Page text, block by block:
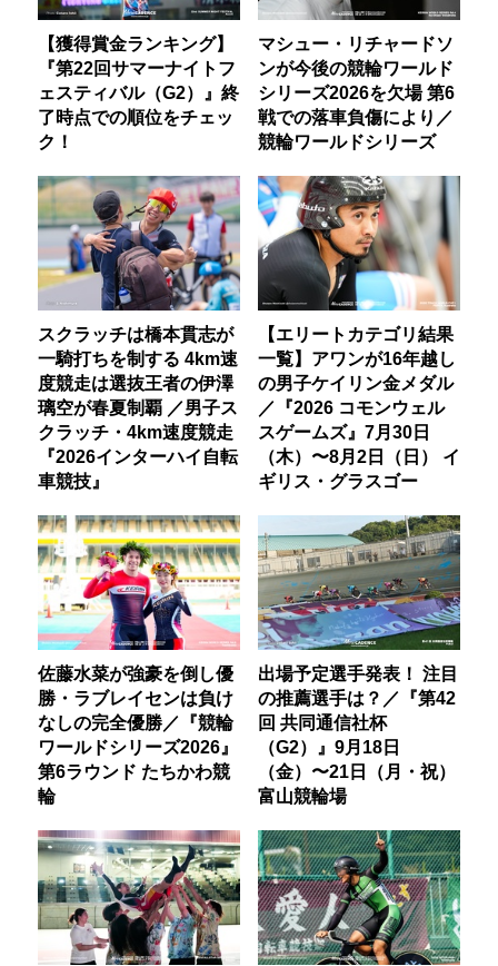
【獲得賞金ランキング】
『第22回サマーナイトフ
ェスティバル（G2）』終
了時点での順位をチェッ
ク！
マシュー・リチャードソ
ンが今後の競輪ワールド
シリーズ2026を欠場 第6
戦での落車負傷により／
競輪ワールドシリーズ
スクラッチは橋本貫志が
一騎打ちを制する 4km速
度競走は選抜王者の伊澤
璃空が春夏制覇 ／男子ス
クラッチ・4km速度競走
『2026インターハイ自転
車競技』
【エリートカテゴリ結果
一覧】アワンが16年越し
の男子ケイリン金メダル
／『2026 コモンウェル
スゲームズ』7月30日
（木）〜8月2日（日） イ
ギリス・グラスゴー
佐藤水菜が強豪を倒し優
勝・ラブレイセンは負け
なしの完全優勝／『競輪
ワールドシリーズ2026』
第6ラウンド たちかわ競
輪
出場予定選手発表！ 注目
の推薦選手は？／『第42
回 共同通信社杯
（G2）』9月18日
（金）〜21日（月・祝）
富山競輪場